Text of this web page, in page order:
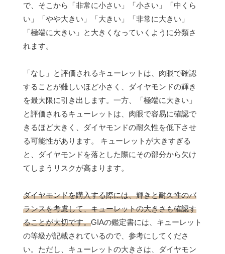
で、そこから「非常に小さい」「小さい」「中くら
い」「やや大きい」「大きい」「非常に大きい」
「極端に大きい」と大きくなっていくように分類さ
れます。
「なし」と評価されるキューレットは、肉眼で確認
することが難しいほど小さく、ダイヤモンドの輝き
を最大限に引き出します。一方、「極端に大きい」
と評価されるキューレットは、肉眼で容易に確認で
きるほど大きく、ダイヤモンドの耐久性を低下させ
る可能性があります。 キューレットが大きすぎる
と、ダイヤモンドを落とした際にその部分から欠け
てしまうリスクが高まります。
ダイヤモンドを購入する際には、輝きと耐久性のバ
ランスを考慮して、キューレットの大きさも確認す
ることが大切です。GIAの鑑定書には、キューレット
の等級が記載されているので、参考にしてくださ
い。ただし、キューレットの大きさは、ダイヤモン